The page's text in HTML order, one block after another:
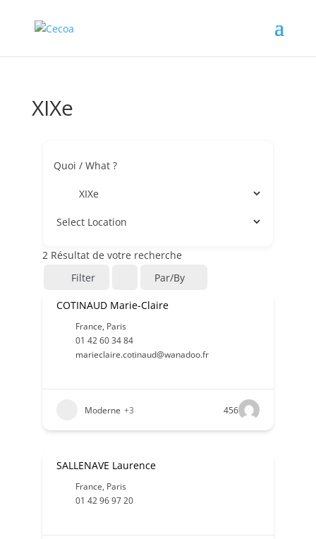
XIXe
Quoi / What ?
2Résultat de votre recherche
Filter
Par/by
COTINAUD Marie-Claire
France, Paris
01 42 60 34 84
marieclaire.cotinaud@wanadoo.fr
Moderne +3 456
SALLENAVE Laurence
France, Paris
01 42 96 97 20